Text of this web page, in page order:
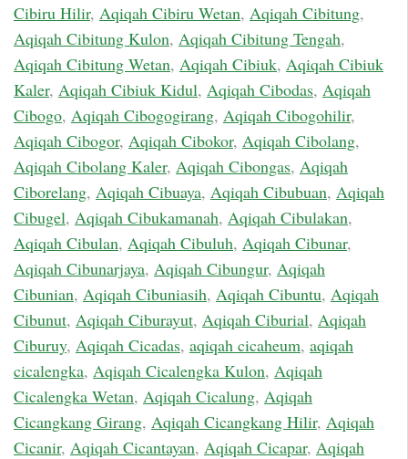
Cibiru Hilir, Aqiqah Cibiru Wetan, Aqiqah Cibitung,
Aqiqah Cibitung Kulon, Aqiqah Cibitung Tengah,
Aqiqah Cibitung Wetan, Aqiqah Cibiuk, Aqiqah Cibiuk
Kaler, Aqiqah Cibiuk Kidul, Aqiqah Cibodas, Aqiqah
Cibogo, Aqiqah Cibogogirang, Aqiqah Cibogohilir,
Aqiqah Cibogor, Aqiqah Cibokor, Aqiqah Cibolang,
Aqiqah Cibolang Kaler, Aqiqah Cibongas, Aqiqah
Ciborelang, Aqiqah Cibuaya, Aqiqah Cibubuan, Aqiqah
Cibugel, Aqiqah Cibukamanah, Aqiqah Cibulakan,
Aqiqah Cibulan, Aqiqah Cibuluh, Aqiqah Cibunar,
Aqiqah Cibunarjaya, Aqiqah Cibungur, Aqiqah
Cibunian, Aqiqah Cibuniasih, Aqiqah Cibuntu, Aqiqah
Cibunut, Aqiqah Ciburayut, Aqiqah Ciburial, Aqiqah
Ciburuy, Aqiqah Cicadas, aqiqah cicaheum, aqiqah
cicalengka, Aqiqah Cicalengka Kulon, Aqiqah
Cicalengka Wetan, Aqiqah Cicalung, Aqiqah
Cicangkang Girang, Aqiqah Cicangkang Hilir, Aqiqah
Cicanir, Aqiqah Cicantayan, Aqiqah Cicapar, Aqiqah